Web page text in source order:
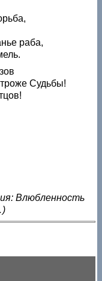
раба,
Судьбы!
Влюбленность